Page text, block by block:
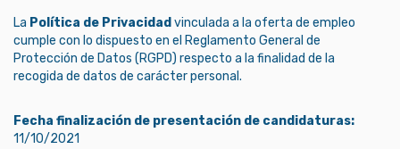
La Política de Privacidad vinculada a la oferta de empleo
cumple con lo dispuesto en el Reglamento General de
Protección de Datos (RGPD) respecto a la finalidad de la
recogida de datos de carácter personal.
Fecha finalización de presentación de candidaturas:
11/10/2021